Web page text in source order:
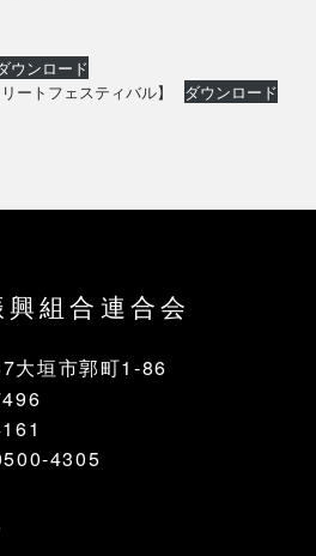
ウンロード
トフェスティバル】
ダウンロード
組合連合会
大垣市郭町1-86
4305